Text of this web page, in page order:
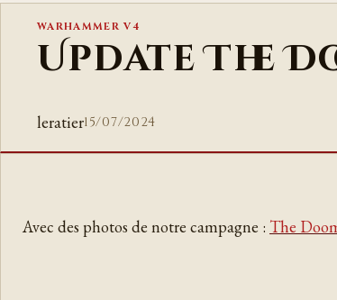
WARHAMMER V4
Update The
leratier15/07/2024
Avec des photos de notre campagne : The